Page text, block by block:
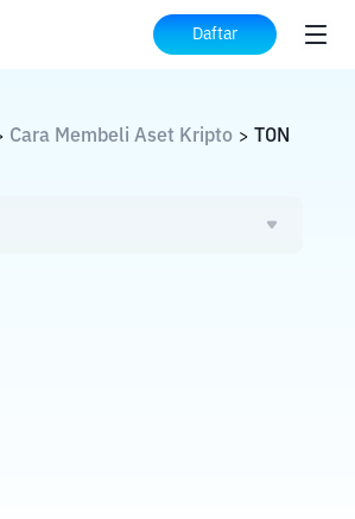
Daftar
Cara Membeli Aset Kripto > TON